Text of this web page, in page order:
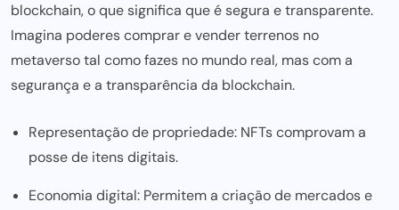
blockchain, o que significa que é segura e transparente.
Imagina poderes comprar e vender terrenos no
metaversotal como fazes no mundo real, mas com a
segurança e a transparência da blockchain.
Representação de propriedade: NFTs comprovam a
posse de itens digitais.
Economia digital: Permitem a criação de mercados e